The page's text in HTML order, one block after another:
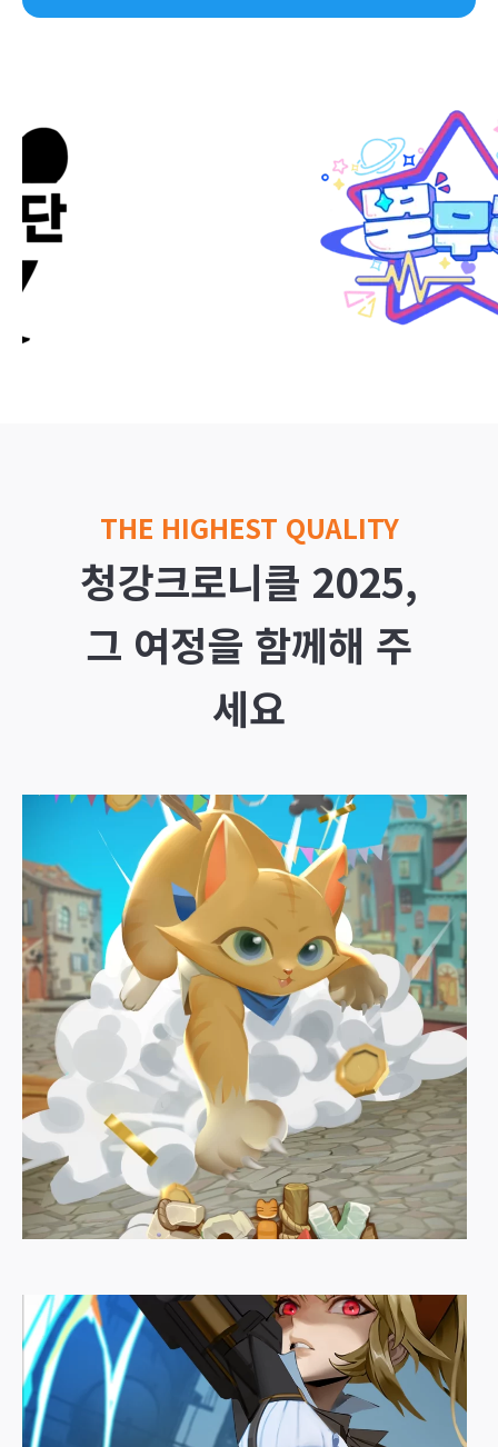
THE HIGHEST QUALITY
청강크로니클 2025,
그 여정을 함께해 주
세요
Saily
잼바른식빵단